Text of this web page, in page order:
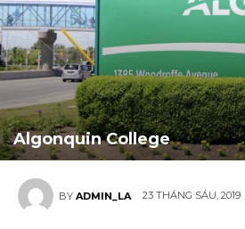
Algonquin College
BY ADMIN_LA 23 THÁNG SÁU, 2019